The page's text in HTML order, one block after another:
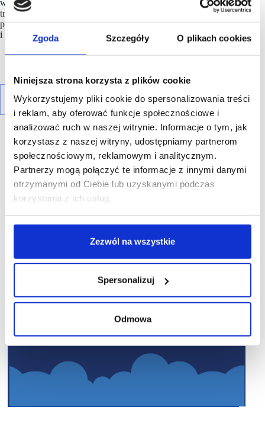
Zgoda Szczegóły O plikach cookies
Niniejsza strona korzysta z plików cookie
Wykorzystujemy pliki cookie do spersonalizowania treści
i reklam, aby oferować funkcje społecznościowe i
analizować ruch w naszej witrynie. Informacje o tym, jak
korzystasz z naszej witryny, udostępniamy partnerom
społecznościowym, reklamowym i analitycznym.
Partnerzy mogą połączyć te informacje z innymi danymi
otrzymanymi od Ciebie lub uzyskanymi podczas
korzystania z ich usług.
Zezwól na wszystkie
Spersonalizuj
Odmowa
wspólnie, aby Carrefour został światowym liderem
transformacji żywieniowej, oferując wszystkim klientom
produkty spożywcze wysokiej jakości, ogólnie dostępne
i w atrakcyjnej cenie.
R E K L A M A